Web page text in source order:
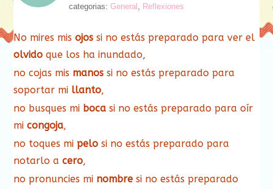
categorias:General Reflexiones
No mires misojos si no estás preparado para ver el
olvido que los ha inundado,
no cojas mis manos si no estás preparado para
soportar mi llanto,
no busques mi boca si no estás preparado para oír
micongoja,
no toques mipelo si no estás preparado para
notarlo acero,
no pronuncies mi nombre si no estás preparado